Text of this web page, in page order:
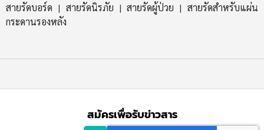
สายรัดบอร์ด | สายรัดนิรภัย |สายรัดผู้ป่วย |สายรัดสำหรับแผ่น
กระดานรองหลัง
สมัครเพื่อรับข่าวสาร